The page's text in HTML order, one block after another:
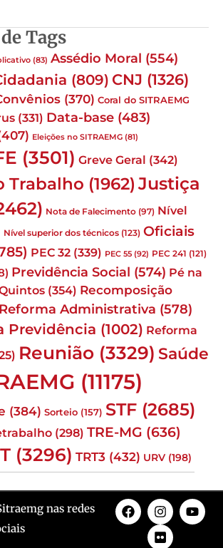
Tags
(83) Assédio Moral (554)
(809) CNJ (1326)
(370) Coral do SITRAEMG
(331) Data-base (483)
Eleições no SITRAEMG (81)
(3501) Greve Geral (342)
Trabalho (1962) Justiça
Nota de Falecimento (97) Nível
Nível superior dos técnicos (123) Oficiais
PEC 32 (339) PEC 55 (92) PEC 241 (121)
Previdência Social (574) Pé na
(354) Recomposição
Reforma Administrativa (578)
Previdência (1002) Reforma
Reunião (3329) Saúde
(11175)
(384) Sorteio (157) STF (2685)
(298) TRE-MG (636)
(3296) TRT3 (432) URV (198)
nas redes